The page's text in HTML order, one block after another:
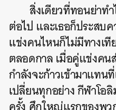
สิ่งเดียวที่ทอนย่าท
ต่อไป และเธอก็ประสบ
แข่งคนไหนก็ไม่มีทางเ
ตลอดกาล เมื่อคู่แข่งค
กำลังจะก้าวเข้ามาแทน
เปลี่ยนทุกอย่าง กีฬาโอ